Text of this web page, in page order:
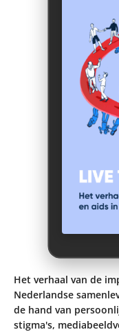
Het verhaal van de
Nederlandse
de hand van
stigma's,